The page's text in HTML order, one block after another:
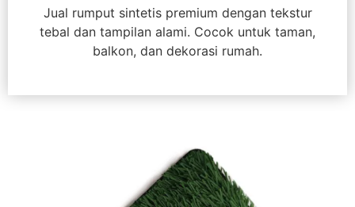
Jual rumput sintetis premium dengan tekstur
tebal dan tampilan alami. Cocok untuk taman,
balkon, dan dekorasi rumah.